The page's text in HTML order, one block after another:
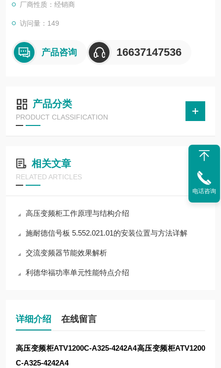
厂商性质：经销商
访问量：149
产品咨询 16637147536
产品分类
PRODUCT CLASSIFICATION
相关文章
RELATED ARTICLES
高压变频柜工作原理与结构介绍
施耐德信号板 5.552.021.01的安装位置与方法详解
交流变频器节能效果解析
利德华福功率单元性能特点介绍
详细介绍 在线留言
高压变频柜ATV1200C-A325-4242A4高压变频柜ATV1200
C-A325-4242A4
电话咨询